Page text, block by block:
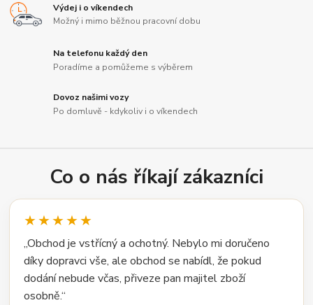
Výdej i o víkendech
Možný i mimo běžnou pracovní dobu
Na telefonu každý den
Poradíme a pomůžeme s výběrem
Dovoz našimi vozy
Po domluvě - kdykoliv i o víkendech
Co o nás říkají zákazníci
★★★★★
„Obchod je vstřícný a ochotný. Nebylo mi doručeno
díky dopravci vše, ale obchod se nabídl, že pokud
dodání nebude včas, přiveze pan majitel zboží
osobně.“